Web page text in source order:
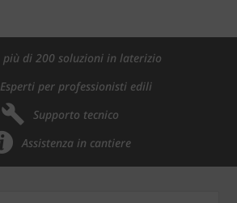
più di 200 soluzioni in laterizio
Esperti per professionisti edili
Supporto tecnico
Assistenza in cantiere